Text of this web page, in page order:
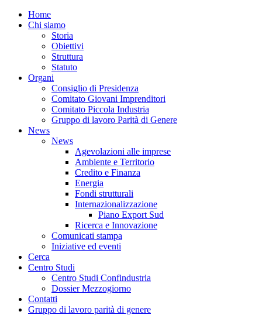
Home
Chi siamo
Storia
Obiettivi
Struttura
Statuto
Organi
Consiglio di Presidenza
Comitato Giovani Imprenditori
Comitato Piccola Industria
Gruppo di lavoro Parità di Genere
News
News
Agevolazioni alle imprese
Ambiente e Territorio
Credito e Finanza
Energia
Fondi strutturali
Internazionalizzazione
Piano Export Sud
Ricerca e Innovazione
Comunicati stampa
Iniziative ed eventi
Cerca
Centro Studi
Centro Studi Confindustria
Dossier Mezzogiorno
Contatti
Gruppo di lavoro parità di genere